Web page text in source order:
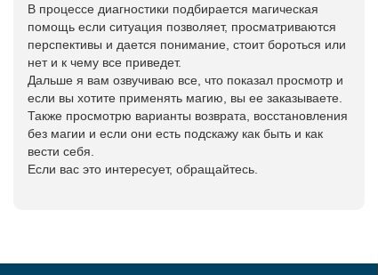
В процессе диагностики подбирается магическая
помощь если ситуация позволяет, просматриваются
перспективы и дается понимание, стоит бороться или
нет и к чему все приведет.
Дальше я вам озвучиваю все, что показал просмотр и
если вы хотите применять магию, вы ее заказываете.
Также просмотрю варианты возврата, восстановления
без магии и если они есть подскажу как быть и как
вести себя.
Если вас это интересует, обращайтесь.